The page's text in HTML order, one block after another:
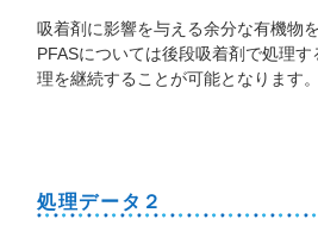
吸着剤に影響を与える余分な有機物
PFASについては後段吸着剤で処理
理を継続することが可能となります。
処理データ２